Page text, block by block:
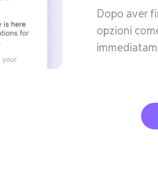
Dopo aver
opzioni